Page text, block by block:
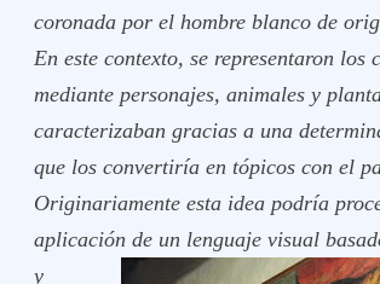
coronada por el hombre blanco de
En este contexto, se representaron los
mediante personajes, animales y
caracterizaban gracias a una
que los convertiría en tópicos con el
Originariamente esta idea podría
aplicación de un lenguaje visual
y